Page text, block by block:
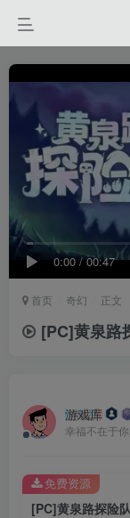
0:00/00:47
首页 奇幻 正文
[PC]黄泉路
游戏库
[PC]黄泉路探险
免费资源